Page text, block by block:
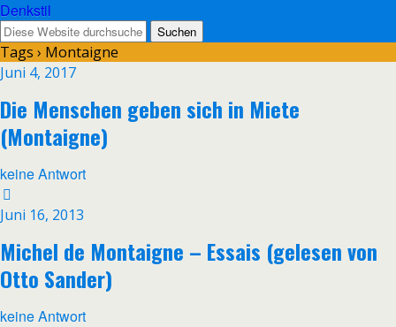
Denkstil
Tags › Montaigne
Juni 4, 2017
Die Menschen geben sich in Miete
(Montaigne)
keine Antwort
Juni 16, 2013
Michel de Montaigne – Essais (gelesen von
Otto Sander)
keine Antwort